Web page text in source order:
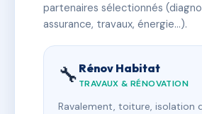
partenaires sélectionnés
assurance, travaux, énergie…).
🔧 Rénov Habitat
TRAVAUX & RÉNOVATION
Ravalement, toiture, isolation